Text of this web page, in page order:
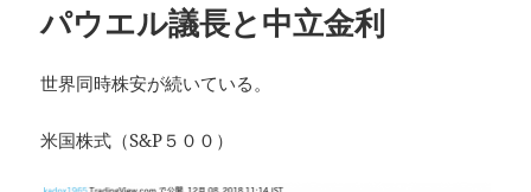
o
o
k
n
ー
パウエル議長と中立金利
世界同時株安が続いている。
米国株式（S&P５００）